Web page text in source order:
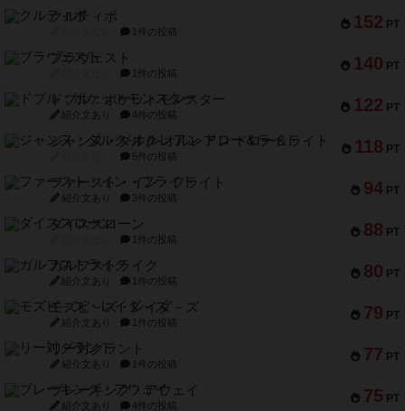
152 PT
クルティボ
1件の投稿
140 PT
ブラヴェスト
1件の投稿
122 PT
ドブル：ポケットモンスター
紹介文あり 4件の投稿
118 PT
ジャンヌ・ダルク-オルレアン ドロー＆ライト
5件の投稿
94 PT
ファースト・イン・フライト
紹介文あり 3件の投稿
88 PT
ダイススローン
1件の投稿
80 PT
ガルフストライク
紹介文あり 1件の投稿
79 PT
モズビ－ズ・レイダ－ズ
紹介文あり 1件の投稿
77 PT
リー対グラント
紹介文あり 1件の投稿
75 PT
ブレーキング・アウェイ
紹介文あり 4件の投稿